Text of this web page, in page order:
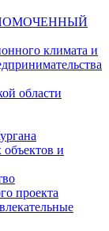
климата и
области
и
проекта